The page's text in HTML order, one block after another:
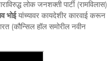
लोक जनशक्ती पार्टी (रामविलास)
भोईयांच्यावर कायदेशीर कारवाई करून
(कौन्सिल हॉल समोरील नवीन